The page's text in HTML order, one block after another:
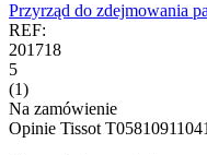
Przyrząd do zdejmowania
REF:
201718
5
(1)
Na zamówienie
Opinie Tissot